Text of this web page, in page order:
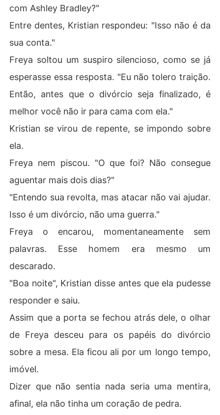
com Ashley Bradley?"
Entre dentes, Kristian respondeu: "Isso não é da
sua conta."
Freya soltou um suspiro silencioso, como se já
esperasse essa resposta. "Eu não tolero traição.
Então, antes que o divórcio seja finalizado, é
melhor você não ir para cama com ela."
Kristian se virou de repente, se impondo sobre
ela.
Freya nem piscou. "O que foi? Não consegue
aguentar mais dois dias?"
"Entendo sua revolta, mas atacar não vai ajudar.
Isso é um divórcio, não uma guerra."
Freya o encarou, momentaneamente sem
palavras. Esse homem era mesmo um
descarado.
"Boa noite", Kristian disse antes que ela pudesse
responder e saiu.
Assim que a porta se fechou atrás dele, o olhar
de Freya desceu para os papéis do divórcio
sobre a mesa. Ela ficou ali por um longo tempo,
imóvel.
Dizer que não sentia nada seria uma mentira,
afinal, ela não tinha um coração de pedra.